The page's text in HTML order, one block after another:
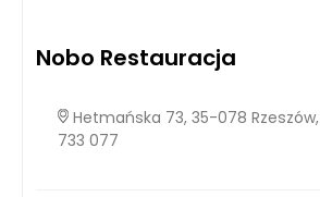
Nobo Restauracja
Hetmańska 73, 35-078 Rzeszów,
733 077